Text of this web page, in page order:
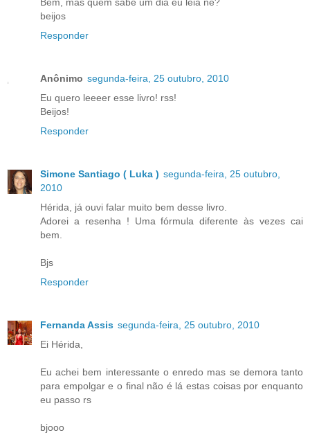
beijos
Responder
Anônimo segunda-feira, 25 outubro, 2010
Eu quero leeeer esse livro! rss!
Beijos!
Responder
Simone Santiago ( Luka ) segunda-feira, 25 outubro,
2010
Hérida, já ouvi falar muito bem desse livro.
Adorei a resenha ! Uma fórmula diferente às vezes cai
bem.
Bjs
Responder
Fernanda Assis segunda-feira, 25 outubro, 2010
Ei Hérida,
Eu achei bem interessante o enredo mas se demora tanto
para empolgar e o final não é lá estas coisas por enquanto
eu passo rs
bjooo